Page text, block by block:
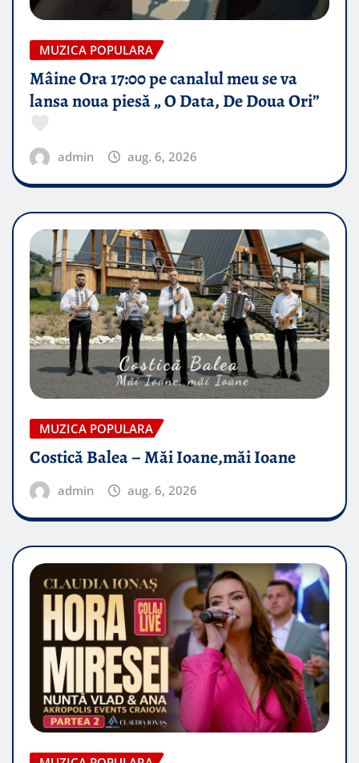
MUZICA POPULARA
Mâine Ora 17:00 pe canalul meu se va
lansa noua piesă „ O Data, De Doua Ori”
admin aug. 6, 2026
MUZICA POPULARA
Costică Balea – Măi Ioane,măi Ioane
admin aug. 6, 2026